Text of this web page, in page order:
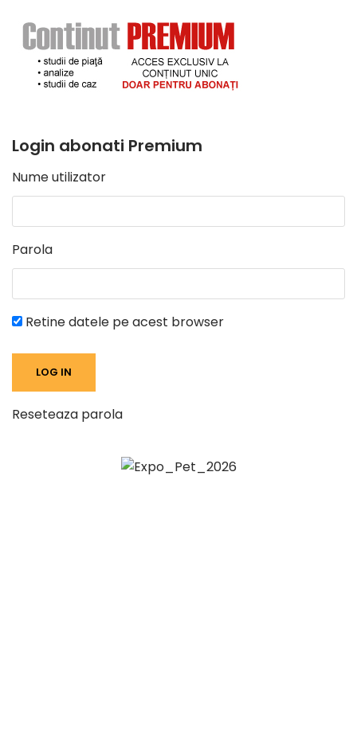
Login abonati Premium
Nume utilizator
Parola
Retine datele pe acest browser
Reseteaza parola